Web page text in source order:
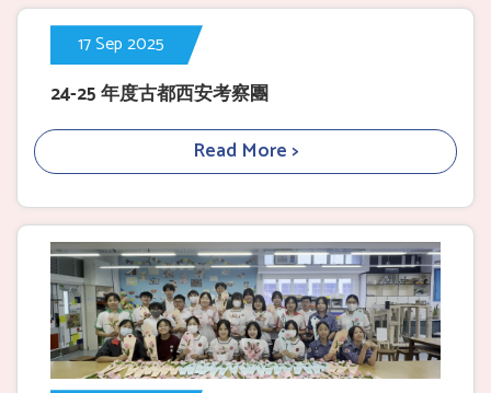
17 Sep 2025
24-25 年度古都西安考察團
Read More >